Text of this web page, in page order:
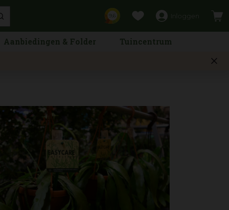
Aanbiedingen & Folder Tuincentrum